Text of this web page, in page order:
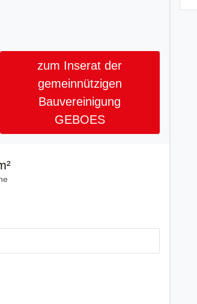
zum Inserat der
gemeinnützigen
Bauvereinigung
GEBOES